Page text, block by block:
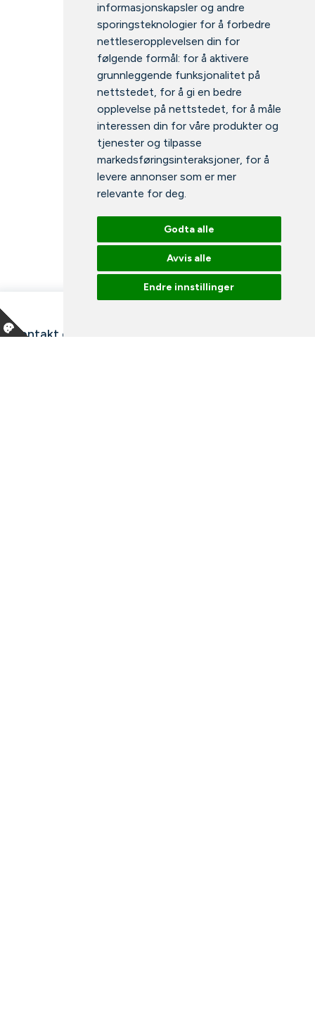
informasjonskapsler og andre
sporingsteknologier for å forbedre
nettleseropplevelsen din for
følgende formål: for å aktivere
grunnleggende funksjonalitet på
nettstedet, for å gi en bedre
opplevelse på nettstedet, for å måle
interessen din for våre produkter og
tjenester og tilpasse
markedsføringsinteraksjoner, for å
levere annonser som er mer
relevante for deg.
Godta alle
Avvis alle
Endre innstillinger
Kontakt oss